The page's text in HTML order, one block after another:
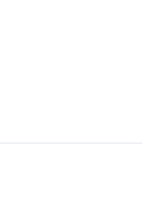
🎁
física y mental